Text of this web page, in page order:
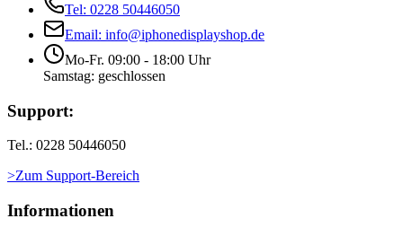
Tel: 0228 50446050
Email: info@iphonedisplayshop.de
Mo-Fr. 09:00 - 18:00 Uhr
Samstag: geschlossen
Support:
Tel.: 0228 50446050
>Zum Support-Bereich
Informationen